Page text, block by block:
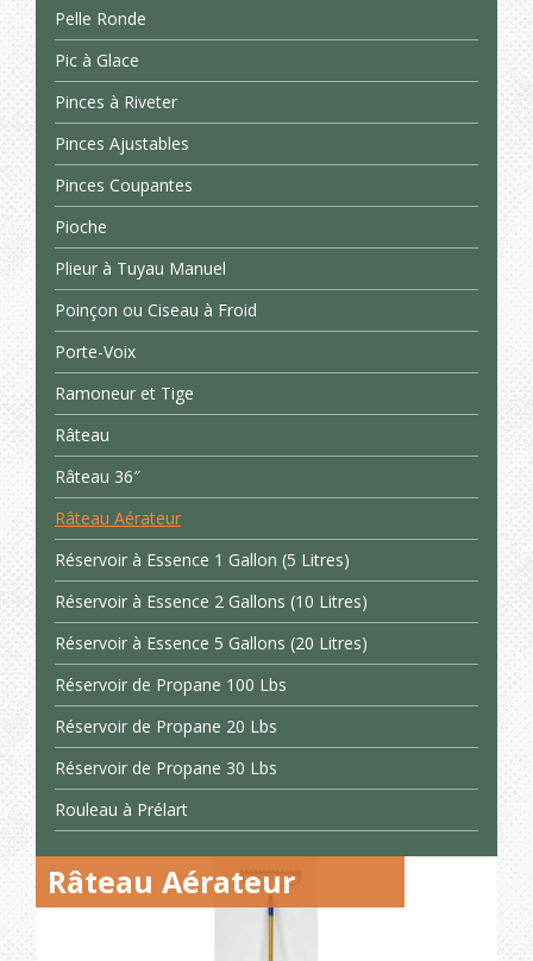
Pelle Ronde
Pic à Glace
Pinces à Riveter
Pinces Ajustables
Pinces Coupantes
Pioche
Plieur à Tuyau Manuel
Poinçon ou Ciseau à Froid
Porte-Voix
Ramoneur et Tige
Râteau
Râteau 36″
Râteau Aérateur
Réservoir à Essence 1 Gallon (5 Litres)
Réservoir à Essence 2 Gallons (10 Litres)
Réservoir à Essence 5 Gallons (20 Litres)
Réservoir de Propane 100 Lbs
Réservoir de Propane 20 Lbs
Réservoir de Propane 30 Lbs
Rouleau à Prélart
Râteau Aérateur